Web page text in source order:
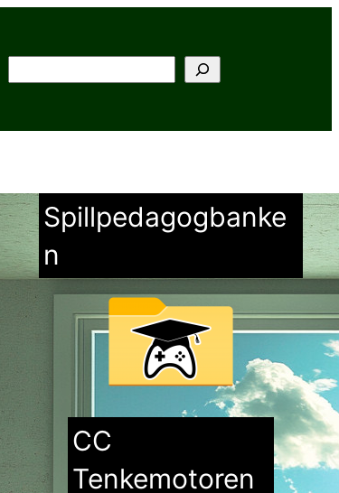
Spillpedagogbanke
n
CC
Tenkemotoren